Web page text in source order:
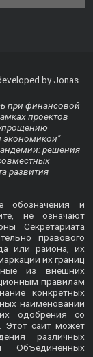
by Jonas
при финансовой
проектов
экономикой"
решения
развития
обозначения и
не означают
Секретариата
правового
или района, их
их границ
из внешних
правилам
конкретных
наименований
одобрения со
Этот сайт может
различных
Объединенных